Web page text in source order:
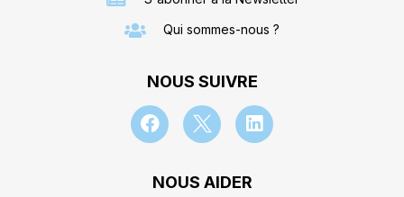
Qui sommes-nous ?
NOUS SUIVRE
NOUS AIDER